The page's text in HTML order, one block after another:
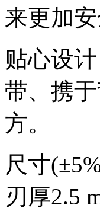
来更加安
贴心设
带、携
方。
尺寸
刃厚2.5